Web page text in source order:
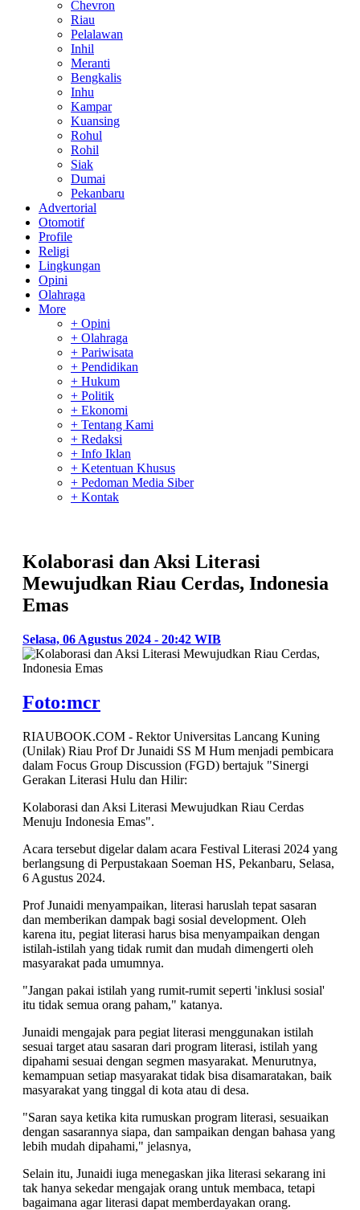
Chevron
Riau
Pelalawan
Inhil
Meranti
Bengkalis
Inhu
Kampar
Kuansing
Rohul
Rohil
Siak
Dumai
Pekanbaru
Advertorial
Otomotif
Profile
Religi
Lingkungan
Opini
Olahraga
More
+ Opini
+ Olahraga
+ Pariwisata
+ Pendidikan
+ Hukum
+ Politik
+ Ekonomi
+ Tentang Kami
+ Redaksi
+ Info Iklan
+ Ketentuan Khusus
+ Pedoman Media Siber
+ Kontak
Kolaborasi dan Aksi Literasi
Mewujudkan Riau Cerdas, Indonesia
Emas
Selasa, 06 Agustus 2024 - 20:42 WIB
Foto:mcr
RIAUBOOK.COM - Rektor Universitas Lancang Kuning
(Unilak) Riau Prof Dr Junaidi SS M Hum menjadi pembicara
dalam Focus Group Discussion (FGD) bertajuk "Sinergi
Gerakan Literasi Hulu dan Hilir:
Kolaborasi dan Aksi Literasi Mewujudkan Riau Cerdas
Menuju Indonesia Emas".
Acara tersebut digelar dalam acara Festival Literasi 2024 yang
berlangsung di Perpustakaan Soeman HS, Pekanbaru, Selasa,
6 Agustus 2024.
Prof Junaidi menyampaikan, literasi haruslah tepat sasaran
dan memberikan dampak bagi sosial development. Oleh
karena itu, pegiat literasi harus bisa menyampaikan dengan
istilah-istilah yang tidak rumit dan mudah dimengerti oleh
masyarakat pada umumnya.
"Jangan pakai istilah yang rumit-rumit seperti 'inklusi sosial'
itu tidak semua orang paham," katanya.
Junaidi mengajak para pegiat literasi menggunakan istilah
sesuai target atau sasaran dari program literasi, istilah yang
dipahami sesuai dengan segmen masyarakat. Menurutnya,
kemampuan setiap masyarakat tidak bisa disamaratakan, baik
masyarakat yang tinggal di kota atau di desa.
"Saran saya ketika kita rumuskan program literasi, sesuaikan
dengan sasarannya siapa, dan sampaikan dengan bahasa yang
lebih mudah dipahami," jelasnya,
Selain itu, Junaidi iuga menegaskan jika literasi sekarang ini
tak hanya sekedar mengajak orang untuk membaca, tetapi
bagaimana agar literasi dapat memberdayakan orang.